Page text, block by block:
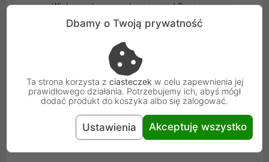
Wielowarstwowa ochrona przed Ransomware
Anty-Phishing
Bezpieczne przeglądanie
Tryb ratunkowy
Dbamy o Twoją prywatność
Ta strona korzysta z ciasteczek w celu zapewnienia jej
prawidłowego działania. Potrzebujemy ich, abyś mógł
dodać produkt do koszyka albo się zalogować.
Ustawienia Akceptuję wszystko